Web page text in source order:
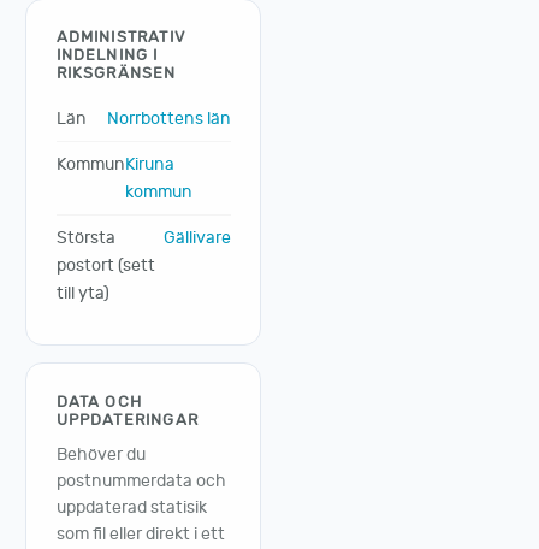
ADMINISTRATIV
INDELNING I
RIKSGRÄNSEN
Län Norrbottens län
KommunKiruna
kommun
Största
postort (sett
till yta)
Gällivare
DATA OCH
UPPDATERINGAR
Behöver du
postnummerdata och
uppdaterad statisik
som fil eller direkt i ett